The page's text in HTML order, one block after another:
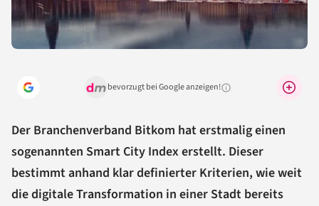
bevorzugt bei Google anzeigen!Warum lohnt sich das?
Der Branchenverband Bitkom hat erstmalig einen
sogenannten Smart City Index erstellt. Dieser
bestimmt anhand klar definierter Kriterien, wie weit
die digitale Transformation in einer Stadt bereits